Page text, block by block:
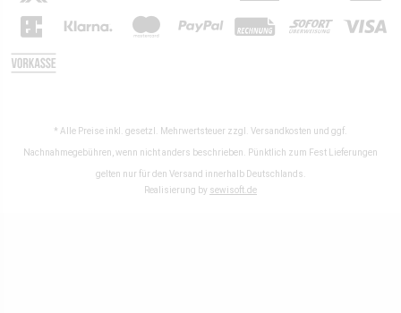
* Alle Preise inkl. gesetzl. Mehrwertsteuer zzgl. Versandkosten und ggf.
Nachnahmegebühren, wenn nicht anders beschrieben. Pünktlich zum Fest Lieferungen
gelten nur für den Versand innerhalb Deutschlands.
Realisierung by sewisoft.de